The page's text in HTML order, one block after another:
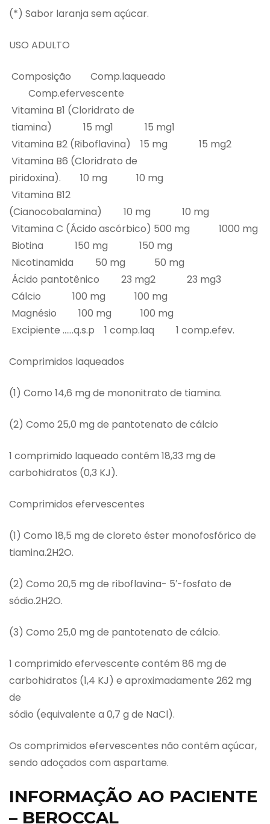
(*) Sabor laranja sem açúcar.
USO ADULTO
Composição Comp.laqueado
Comp.efervescente
Vitamina B1 (Cloridrato de
tiamina) 15 mg1 15 mg1
Vitamina B2 (Riboflavina) 15 mg 15 mg2
Vitamina B6 (Cloridrato de
piridoxina). 10 mg 10 mg
Vitamina B12
(Cianocobalamina) 10 mg 10 mg
Vitamina C (Ácido ascórbico) 500 mg 1000 mg
Biotina 150 mg 150 mg
Nicotinamida 50 mg 50 mg
Ácido pantotênico 23 mg2 23 mg3
Cálcio 100 mg 100 mg
Magnésio 100 mg 100 mg
Excipiente ……q.s.p 1 comp.laq 1 comp.efev.
Comprimidos laqueados
(1) Como 14,6 mg de mononitrato de tiamina.
(2) Como 25,0 mg de pantotenato de cálcio
1 comprimido laqueado contém 18,33 mg de
carbohidratos (0,3 KJ).
Comprimidos efervescentes
(1) Como 18,5 mg de cloreto éster monofosfórico de
tiamina.2H2O.
(2) Como 20,5 mg de riboflavina- 5′-fosfato de
sódio.2H2O.
(3) Como 25,0 mg de pantotenato de cálcio.
1 comprimido efervescente contém 86 mg de
carbohidratos (1,4 KJ) e aproximadamente 262 mg
de
sódio (equivalente a 0,7 g de NaCl).
Os comprimidos efervescentes não contém açúcar,
sendo adoçados com aspartame.
INFORMAÇÃO AO PACIENTE
– BEROCCAL